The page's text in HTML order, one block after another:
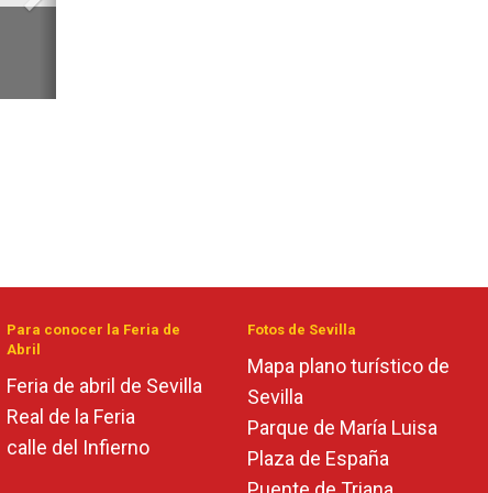
Para conocer la Feria de
Abril
Feria de abril de Sevilla
Real de la Feria
calle del Infierno
Fotos de Sevilla
Mapa plano turístico de
Sevilla
Parque de María Luisa
Plaza de España